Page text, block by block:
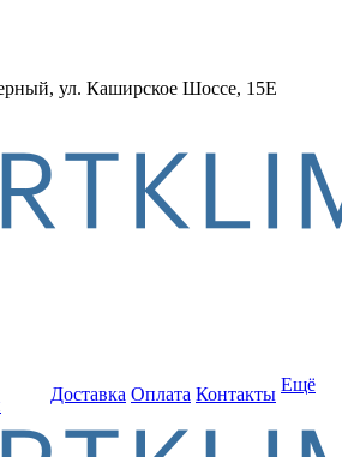
ул. Каширское Шоссе, 15Е
Доставка Оплата Контакты Ещё